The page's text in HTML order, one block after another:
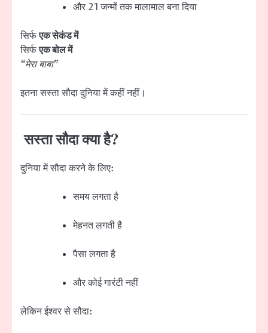
और 21 जन्मों तक मालामाल बना दिया
सिर्फएक सेकंड में
सिर्फएक बोल में
“मेरा बाबा”
इतना सस्ता सौदा दुनिया में कहीं नहीं।
सस्ता सौदा क्या है?
दुनिया में सौदा करने के लिए:
समय लगता है
मेहनत लगती है
पैसा लगता है
और कोई गारंटी नहीं
लेकिन ईश्वर से सौदा: